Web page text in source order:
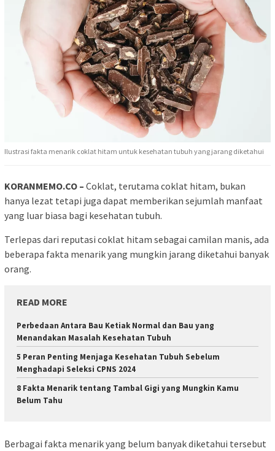
Ilustrasi fakta menarik coklat hitam untuk kesehatan tubuh yang jarang diketahui
KORANMEMO.CO – Coklat, terutama coklat hitam, bukan
hanya lezat tetapi juga dapat memberikan sejumlah manfaat
yang luar biasa bagi kesehatan tubuh.
Terlepas dari reputasi coklat hitam sebagai camilan manis, ada
beberapa fakta menarik yang mungkin jarang diketahui banyak
orang.
READ MORE
Perbedaan Antara Bau Ketiak Normal dan Bau yang
Menandakan Masalah Kesehatan Tubuh
5 Peran Penting Menjaga Kesehatan Tubuh Sebelum
Menghadapi Seleksi CPNS 2024
8 Fakta Menarik tentang Tambal Gigi yang Mungkin Kamu
Belum Tahu
Berbagai fakta menarik yang belum banyak diketahui tersebut